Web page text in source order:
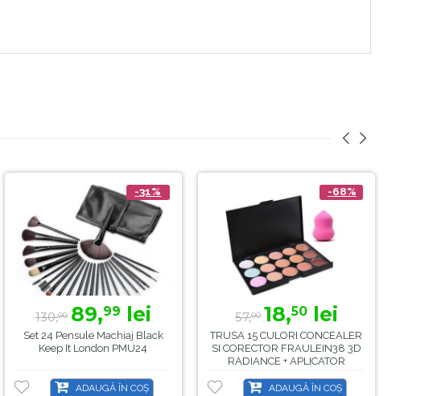
-31%
130,00 89,99 lei
Set 24 Pensule Machiaj Black
Keep It London PMU24
ADAUGĂ ÎN COȘ
-68%
57,00 18,50lei
TRUSA 15 CULORI CONCEALER
SI CORECTOR FRAULEIN38 3D
RADIANCE + APLICATOR
ADAUGĂ ÎN COȘ